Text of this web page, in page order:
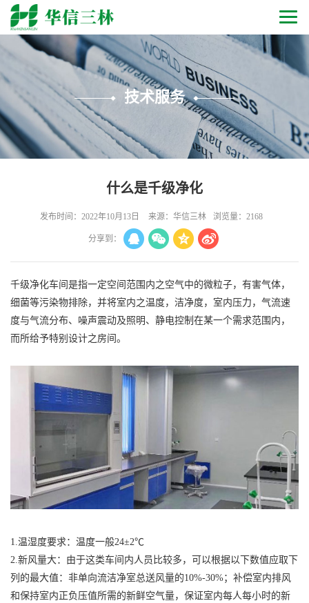
技术服务
什么是千级净化
发布时间：2022年10月13日 来源：华信三林 浏览量：2168
分享到：
千级净化车间是指一定空间范围内之空气中的微粒子，有害气体，
细菌等污染物排除，并将室内之温度，洁净度，室内压力，气流速
度与气流分布、噪声震动及照明、静电控制在某一个需求范围内，
而所给予特别设计之房间。
1.温湿度要求：温度一般24±2℃
2.新风量大：由于这类车间内人员比较多，可以根据以下数值应取下
列的最大值：非单向流洁净室总送风量的10%-30%；补偿室内排风
和保持室内正负压值所需的新鲜空气量，保证室内每人每小时的新